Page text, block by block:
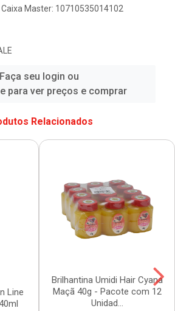
Master: 10710535014102
Faça seu login ou
para ver preços e comprar
Relacionados
Line
Brilhantina Umidi Hair Cyana
Maçã 40g - Pacote com 12
Unidad...